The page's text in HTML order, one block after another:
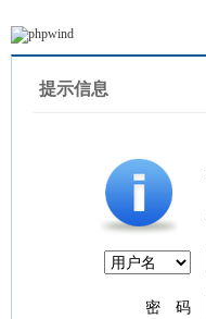
提示信息
密 码